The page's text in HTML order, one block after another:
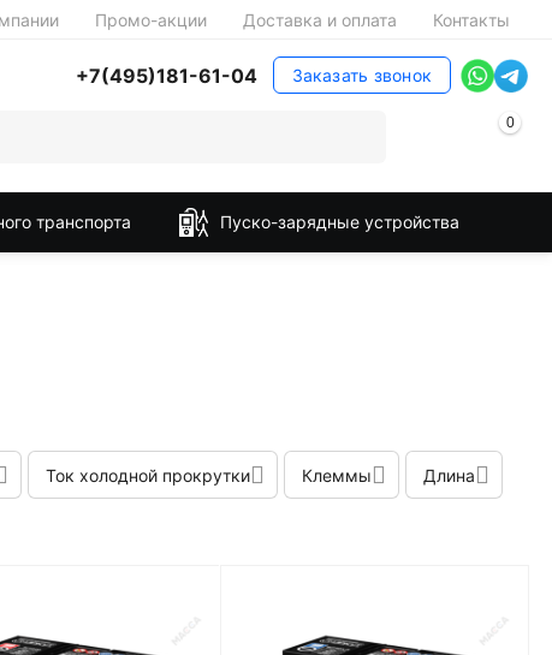
Промо-акции Доставка и оплата Контакты
+7(495)181-61-04 Заказать звонок
0
транспорта Пуско-зарядные устройства
Ток холодной прокрутки Клеммы Длина